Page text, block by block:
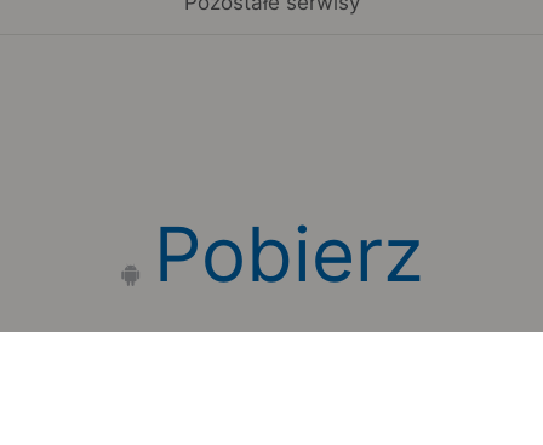
Pobierz
aplikację